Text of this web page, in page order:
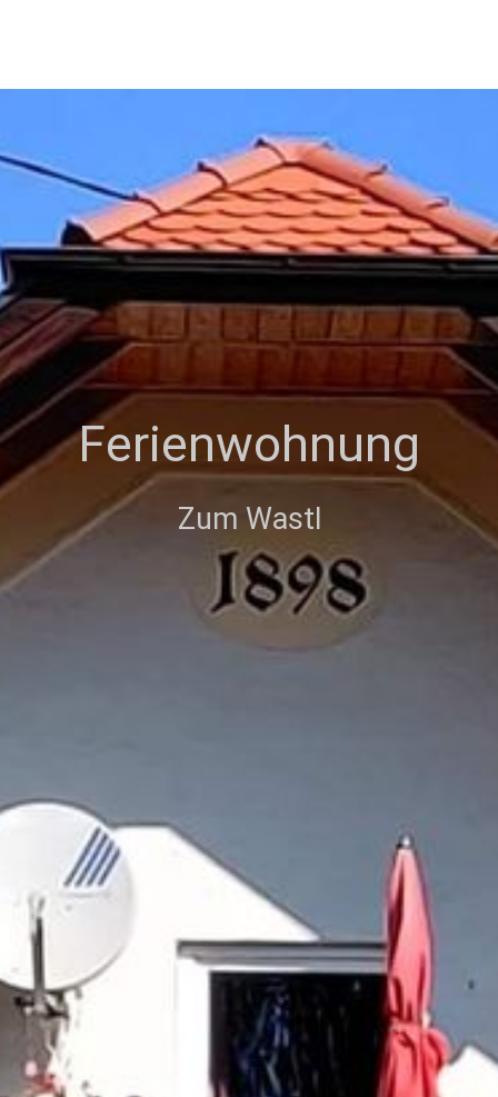
Ferienwohnung
Zum Wastl